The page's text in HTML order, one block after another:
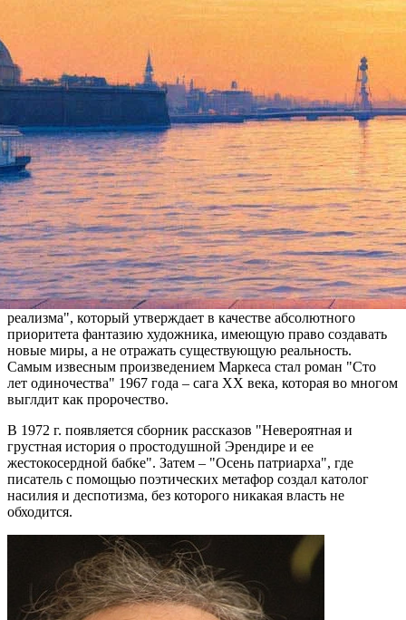
Знаменитый писатель колумбийского происхождения
Габриэль Гарсиа Маркес скончался в возрасте 87 лет в
Мехико, где жил на протяжении более полувека, сообщает
Foro TV.
Несколько недель назад Гарсиа Маркес был выписан из
клиники в Мехико, где он провел больше недели.
Госпитализация была связана с легочной инфекцией и
обезвоживанием организма.
Гарсиа Маркес — знаменитый колумбийский писатель-
прозаик, журналист, издатель и политический деятель, лауреат
Нобелевской премии по литературе 1982 года.
Маркес вошел в историю как создатель стиля "магического
реализма", который утверждает в качестве абсолютного
приоритета фантазию художника, имеющую право создавать
новые миры, а не отражать существующую реальность.
Самым извесным произведением Маркеса стал роман "Сто
лет одиночества" 1967 года – сага XX века, которая во многом
выглдит как пророчество.
В 1972 г. появляется сборник рассказов "Невероятная и
грустная история о простодушной Эрендире и ее
жестокосердной бабке". Затем – "Осень патриарха", где
писатель с помощью поэтических метафор создал католог
насилия и деспотизма, без которого никакая власть не
обходится.